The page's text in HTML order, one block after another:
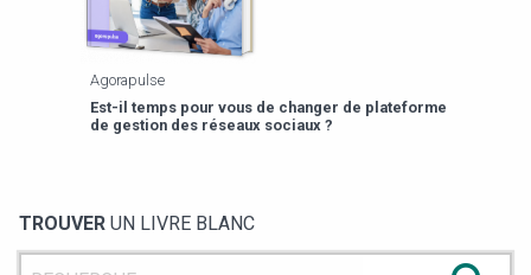
Agorapulse
Est-il temps pour vous de changer de plateforme
de gestion des réseaux sociaux ?
TROUVER UN LIVRE BLANC